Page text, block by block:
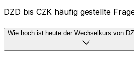
DZD bis CZK häufig gestellte
Wie hoch ist heute der Wechselkurs von